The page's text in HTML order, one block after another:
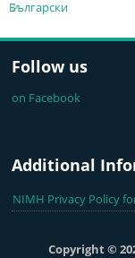
Български
Follow us
on Facebook
Additional
NIMH Privacy Policy
Copyright ©